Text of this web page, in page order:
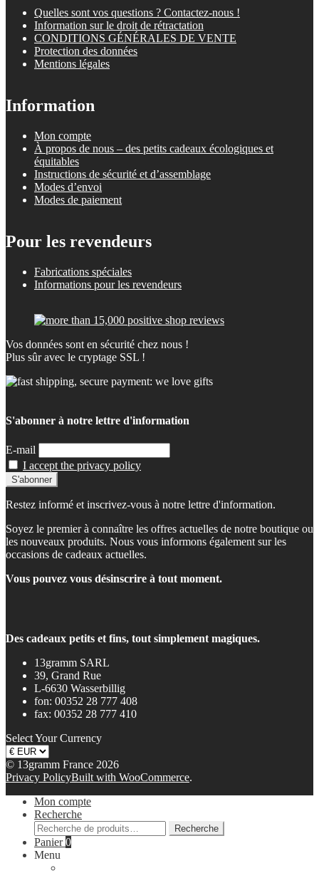
Quelles sont vos questions ? Contactez-nous !
Information sur le droit de rétractation
CONDITIONS GÉNÉRALES DE VENTE
Protection des données
Mentions légales
Information
Mon compte
À propos de nous – des petits cadeaux écologiques et
équitables
Instructions de sécurité et d’assemblage
Modes d’envoi
Modes de paiement
Pour les revendeurs
Fabrications spéciales
Informations pour les revendeurs
Vos données sont en sécurité chez nous !
Plus sûr avec le cryptage SSL !
S'abonner à notre lettre d'information
E-mail
I accept the privacy policy
Restez informé et inscrivez-vous à notre lettre d'information.
Soyez le premier à connaître les offres actuelles de notre boutique ou
les nouveaux produits. Nous vous informons également sur les
occasions de cadeaux actuelles.
Vous pouvez vous désinscrire à tout moment.
Des cadeaux petits et fins, tout simplement magiques.
13gramm SARL
39, Grand Rue
L-6630 Wasserbillig
fon: 00352 28 777 408
fax: 00352 28 777 410
Select Your Currency
© 13gramm France 2026
Privacy PolicyBuilt with WooCommerce.
Mon compte
Recherche
Recherche
pour :
Recherche
Panier0
Menu